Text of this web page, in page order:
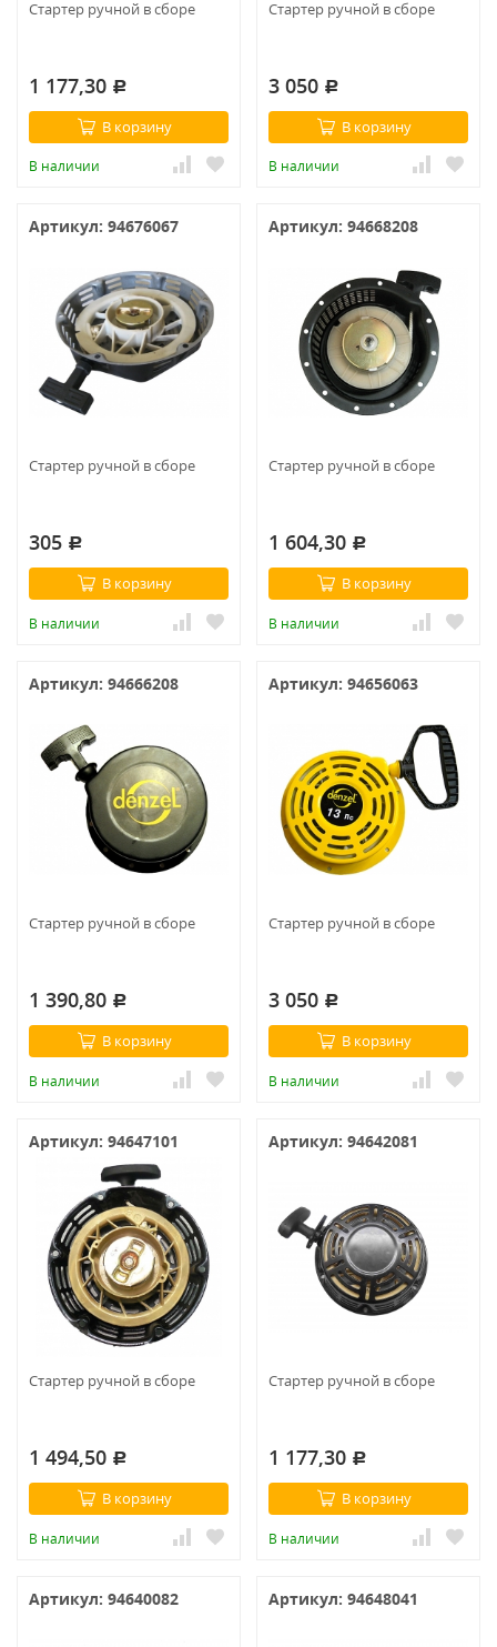
Стартер ручной в сборе
1 177,30 Р
В корзину
В наличии
Стартер ручной в сборе
3 050 Р
В корзину
В наличии
Артикул: 94676067
Стартер ручной в сборе
305 Р
В корзину
В наличии
Артикул: 94668208
Стартер ручной в сборе
1 604,30 Р
В корзину
В наличии
Артикул: 94666208
Стартер ручной в сборе
1 390,80 Р
В корзину
В наличии
Артикул: 94656063
Стартер ручной в сборе
3 050 Р
В корзину
В наличии
Артикул: 94647101
Стартер ручной в сборе
1 494,50 Р
В корзину
В наличии
Артикул: 94642081
Стартер ручной в сборе
1 177,30 Р
В корзину
В наличии
Артикул: 94640082 Артикул: 94648041